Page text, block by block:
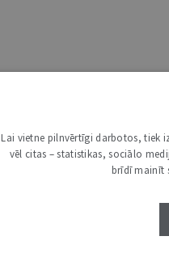
Lai vietne pilnvērtīgi darbotos, tiek
vēl citas – statistikas, sociālo
brīdī mainīt